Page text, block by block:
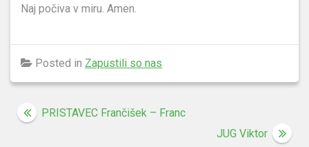
Naj počiva v miru. Amen.
Posted in Zapustili so nas
Navigacija
PRISTAVEC Frančišek – Franc
JUG Viktor